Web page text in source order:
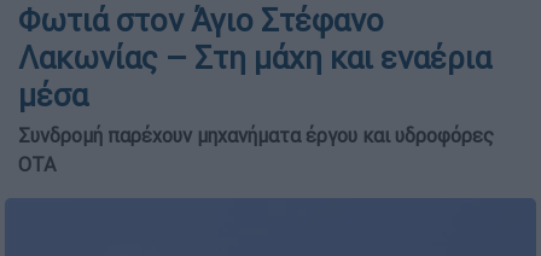
Φωτιά στον Άγιο Στέφανο
Λακωνίας – Στη μάχη και εναέρια
μέσα
Συνδρομή παρέχουν μηχανήματα έργου και υδροφόρες
ΟΤΑ